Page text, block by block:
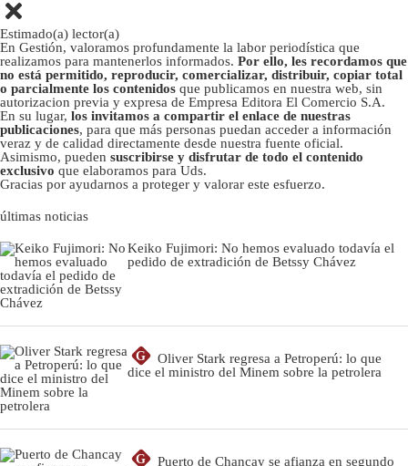
Estimado(a) lector(a)
En Gestión, valoramos profundamente la labor periodística que
realizamos para mantenerlos informados. Por ello, les recordamos que
no está permitido, reproducir, comercializar, distribuir, copiar total
o parcialmente los contenidos que publicamos en nuestra web, sin
autorizacion previa y expresa de Empresa Editora El Comercio S.A.
En su lugar, los invitamos a compartir el enlace de nuestras
publicaciones, para que más personas puedan acceder a información
veraz y de calidad directamente desde nuestra fuente oficial.
Asimismo, pueden suscribirse y disfrutar de todo el contenido
exclusivo que elaboramos para Uds.
Gracias por ayudarnos a proteger y valorar este esfuerzo.
últimas noticias
Keiko Fujimori: No hemos evaluado todavía el
pedido de extradición de Betssy Chávez
G
Oliver Stark regresa a Petroperú: lo que
dice el ministro del Minem sobre la petrolera
G
Puerto de Chancay se afianza en segundo